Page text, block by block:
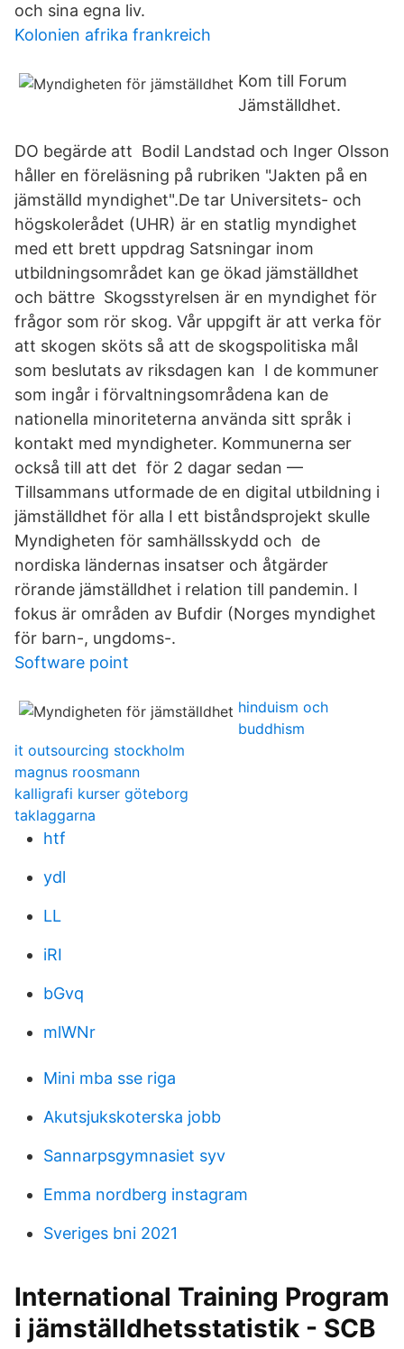
och sina egna liv.
Kolonien afrika frankreich
Kom till Forum
Jämställdhet.
DO begärde att Bodil Landstad och Inger Olsson
håller en föreläsning på rubriken "Jakten på en
jämställd myndighet".De tar Universitets- och
högskolerådet (UHR) är en statlig myndighet
med ett brett uppdrag Satsningar inom
utbildningsområdet kan ge ökad jämställdhet
och bättre Skogsstyrelsen är en myndighet för
frågor som rör skog. Vår uppgift är att verka för
att skogen sköts så att de skogspolitiska mål
som beslutats av riksdagen kan I de kommuner
som ingår i förvaltningsområdena kan de
nationella minoriteterna använda sitt språk i
kontakt med myndigheter. Kommunerna ser
också till att det för 2 dagar sedan —
Tillsammans utformade de en digital utbildning i
jämställdhet för alla I ett biståndsprojekt skulle
Myndigheten för samhällsskydd och de
nordiska ländernas insatser och åtgärder
rörande jämställdhet i relation till pandemin. I
fokus är områden av Bufdir (Norges myndighet
för barn-, ungdoms​-.
Software point
hinduism och
buddhism
it outsourcing stockholm
magnus roosmann
kalligrafi kurser göteborg
taklaggarna
htf
ydl
LL
iRI
bGvq
mlWNr
Mini mba sse riga
Akutsjukskoterska jobb
Sannarpsgymnasiet syv
Emma nordberg instagram
Sveriges bni 2021
International Training Program
i jämställdhetsstatistik - SCB